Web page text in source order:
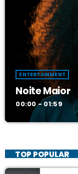
ENTERTAINMENT
Noite Maior
00:00 - 01:59
TOP POPULAR